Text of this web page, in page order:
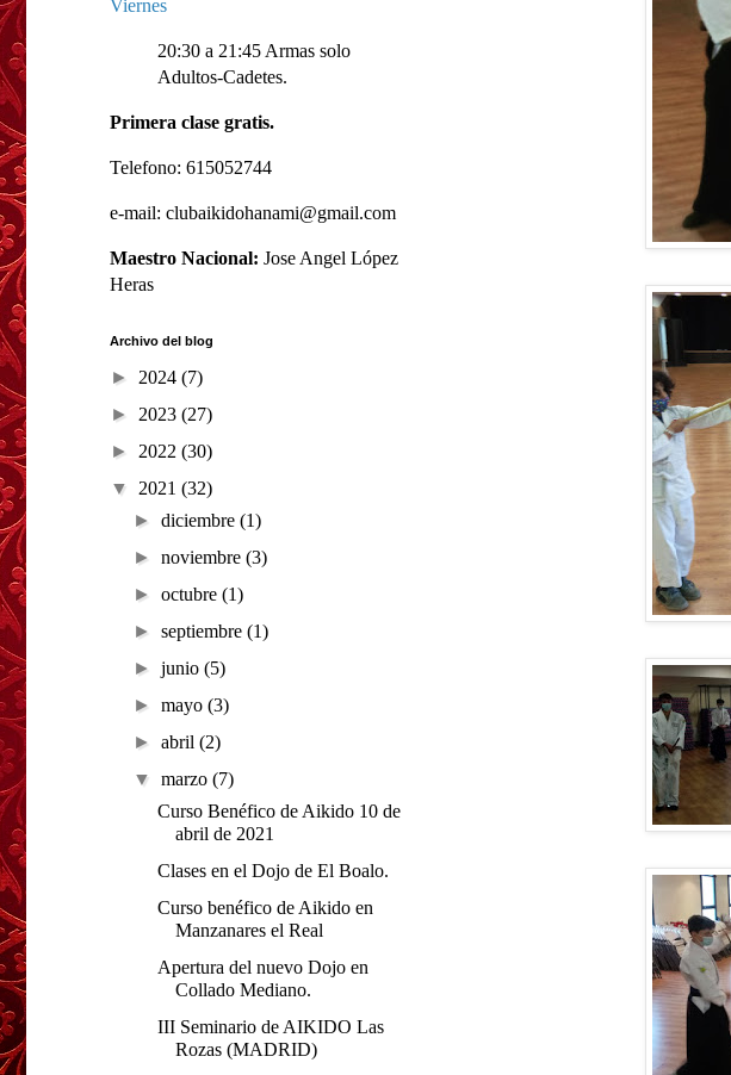
Viernes
20:30 a 21:45 Armas solo
Adultos-Cadetes.
Primera clase gratis.
Telefono: 615052744
e-mail: clubaikidohanami@gmail.com
Maestro Nacional: Jose Angel López
Heras
Archivo del blog
► 2024 (7)
► 2023 (27)
► 2022 (30)
▼ 2021 (32)
►diciembre(1)
►noviembre(3)
►octubre(1)
►septiembre(1)
►junio(5)
►mayo(3)
►abril(2)
▼marzo(7)
Curso Benéfico de Aikido 10 de
abril de 2021
Clases en el Dojo de El Boalo.
Curso benéfico de Aikido en
Manzanares el Real
Apertura del nuevo Dojo en
Collado Mediano.
III Seminario de AIKIDO Las
Rozas (MADRID)